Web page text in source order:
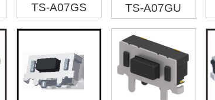
TS-A07GS TS-A07GU